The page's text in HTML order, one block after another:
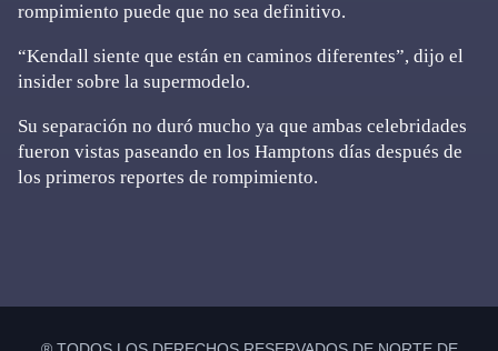
rompimiento puede que no sea definitivo.
“Kendall siente que están en caminos diferentes”, dijo el
insider sobre la supermodelo.
Su separación no duró mucho ya que ambas celebridades
fueron vistas paseando en los Hamptons días después de
los primeros reportes de rompimiento.